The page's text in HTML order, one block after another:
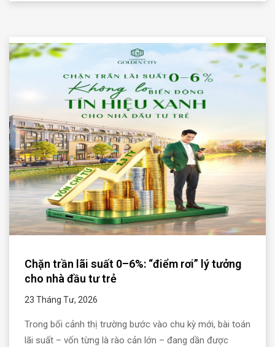
Chặn trần lãi suất 0–6%: “điểm rơi” lý tưởng
cho nhà đầu tư trẻ
23 Tháng Tư, 2026
Trong bối cảnh thị trường bước vào chu kỳ mới, bài toán
lãi suất – vốn từng là rào cản lớn – đang dần được